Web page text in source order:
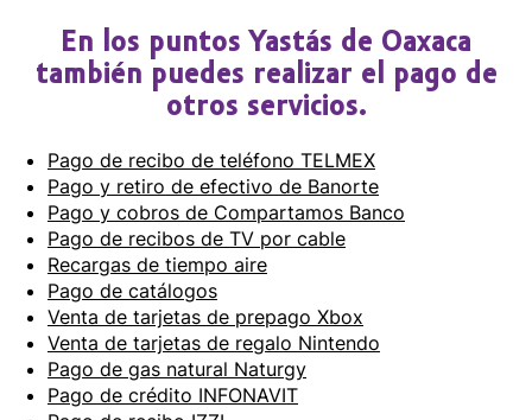
En los puntos Yastás de Oaxaca
también puedes realizar el pago de
otros servicios.
Pago de recibo de teléfono TELMEX
Pago y retiro de efectivo de Banorte
Pago y cobros de Compartamos Banco
Pago de recibos de TV por cable
Recargas de tiempo aire
Pago de catálogos
Venta de tarjetas de prepago Xbox
Venta de tarjetas de regalo Nintendo
Pago de gas natural Naturgy
Pago de crédito INFONAVIT